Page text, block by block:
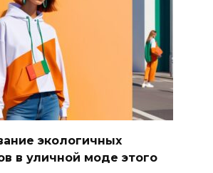
экологичных
в уличной моде этого